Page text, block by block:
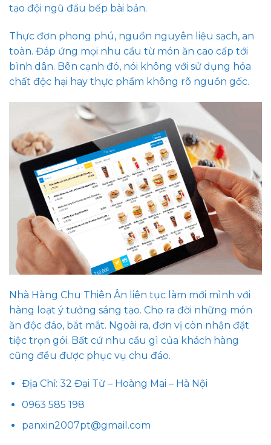
tạo đội ngũ đầu bếp bài bản.
Thực đơn phong phú, nguồn nguyên liệu sạch, an
toàn. Đáp ứng mọi nhu cầu từ món ăn cao cấp tới
bình dân. Bên cạnh đó, nói không với sử dụng hóa
chất độc hại hay thực phẩm không rõ nguồn gốc.
Nhà Hàng Chu Thiên Ân liên tục làm mới mình với
hàng loạt ý tưởng sáng tạo. Cho ra đời những món
ăn độc đáo, bắt mắt. Ngoài ra, đơn vị còn nhận đặt
tiệc trọn gói. Bất cứ nhu cầu gì của khách hàng
cũng đều được phục vụ chu đáo.
Địa Chỉ: 32 Đại Từ – Hoàng Mai – Hà Nội
0963 585 198
panxin2007pt@gmail.com